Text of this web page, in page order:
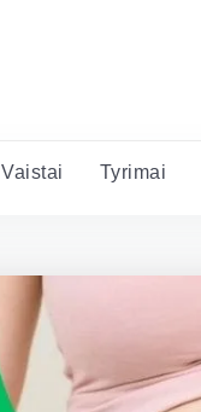
Vaistai Tyrimai